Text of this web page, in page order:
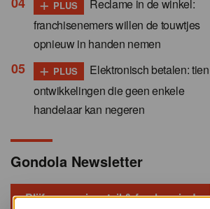
PLUS
Reclame in de winkel:
franchisenemers willen de touwtjes
opnieuw in handen nemen
+ PLUS
Elektronisch betalen: tien
ontwikkelingen die geen enkele
handelaar kan negeren
Gondola Newsletter
Blijf voorop in retail & foodservice!